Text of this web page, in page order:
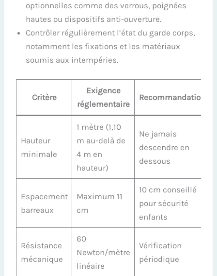
optionnelles comme des verrous, poignées
hautes ou dispositifs anti-ouverture.
Contrôler régulièrement l’état du garde corps,
notamment les fixations et les matériaux
soumis aux intempéries.
Critère
Exigence
réglementaire
Recommandation
Hauteur
minimale
1 mètre (1,10
m au-delà de
4 m en
hauteur)
Ne jamais
descendre en
dessous
Espacement
barreaux
Maximum 11
cm
10 cm conseillé
pour sécurité
enfants
Résistance
mécanique
60
Newton/mètre
linéaire
Vérification
périodique